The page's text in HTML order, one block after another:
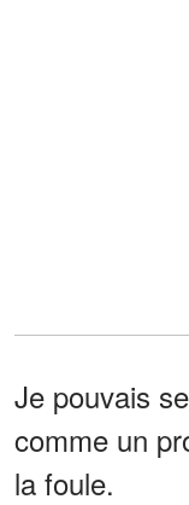
Je pouvais
comme un
la foule.